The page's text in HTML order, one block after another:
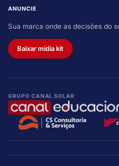
ANUNCIE
Sua marca onde as decisões do
Baixar mídia kit
GRUPO CANAL SOLAR